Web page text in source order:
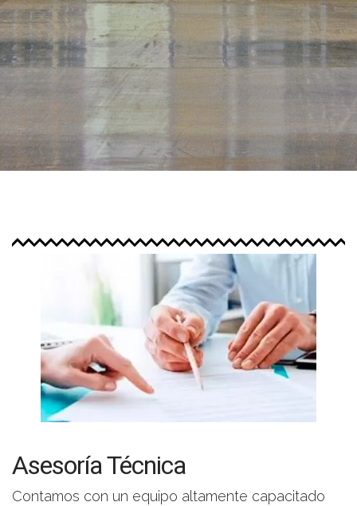
Asesoría Técnica
Contamos con un equipo altamente capacitado